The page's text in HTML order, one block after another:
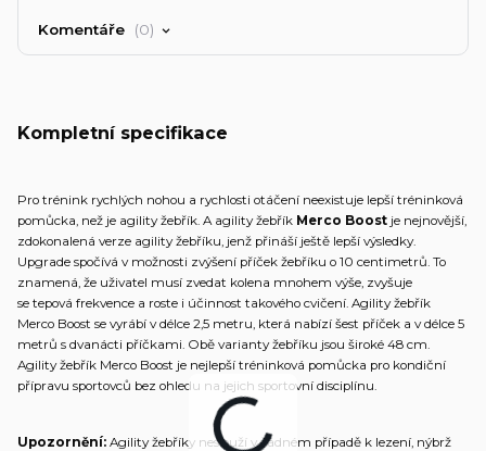
Komentáře 0
Kompletní specifikace
Pro trénink rychlých nohou a rychlosti otáčení neexistuje lepší tréninková
pomůcka, než je agility žebřík. A agility žebřík Merco Boost je nejnovější,
zdokonalená verze agility žebříku, jenž přináší ještě lepší výsledky.
Upgrade spočívá v možnosti zvýšení příček žebříku o 10 centimetrů. To
znamená, že uživatel musí zvedat kolena mnohem výše, zvyšuje
se tepová frekvence a roste i účinnost takového cvičení. Agility žebřík
Merco Boost se vyrábí v délce 2,5 metru, která nabízí šest příček a v délce 5
metrů s dvanácti příčkami. Obě varianty žebříku jsou široké 48 cm.
Agility žebřík Merco Boost je nejlepší tréninková pomůcka pro kondiční
přípravu sportovců bez ohledu na jejich sportovní disciplínu.
Upozornění: Agility žebříky neslouží v žádném případě k lezení, nýbrž